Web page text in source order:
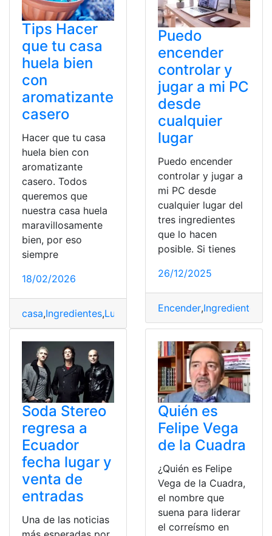
Tips Hacer
que tu casa
huela bien
con
aromatizante
casero
Hacer que tu casa
huela bien con
aromatizante
casero. Todos
queremos que
nuestra casa huela
maravillosamente
bien, por eso
siempre
18/02/2026
casa,Ingredientes,Lugar Preparación
Puedo
encender
controlar y
jugar a mi PC
desde
cualquier
lugar
Puedo encender
controlar y jugar a
mi PC desde
cualquier lugar del
tres ingredientes
que lo hacen
posible. Si tienes
26/12/2025
Encender,Ingredientes
Soda Stereo
regresa a
Ecuador
fecha lugar y
venta de
entradas
Una de las noticias
Quién es
Felipe Vega
de la Cuadra
¿Quién es Felipe
Vega de la Cuadra,
el nombre que
suena para liderar
el correísmo en